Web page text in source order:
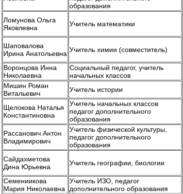
образования
Ломунова Ольга
Яковлевна
Учитель математики
Шаповалова
Ирина Анатольевна Учитель химии (совместитель)
Воронцова Инна
Николаевна
Социальный педагог, учитель
начальных классов
Мишин Роман
Витальевич
Учитель истории
Щелокова Наталья
Константиновна
Учитель начальных классов
педагог дополнительного
образования
Рассанович Антон
Владимирович
Учитель физической культуры,
педагог дополнительного
образования
Сайдахметова
Дина Юрьевна
Учитель географии, биологии
Семениикова
Мария Николаевна
Учитель ИЗО, педагог
дополнительного образования